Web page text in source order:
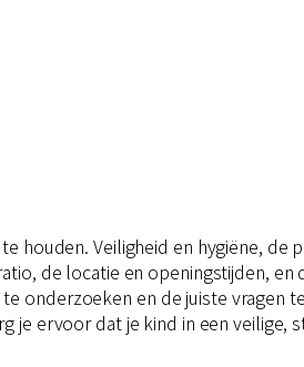
houden. Veiligheid en hygiëne, de
de locatie en openingstijden, en
onderzoeken en de juiste vragen
je ervoor dat je kind in een veilige,